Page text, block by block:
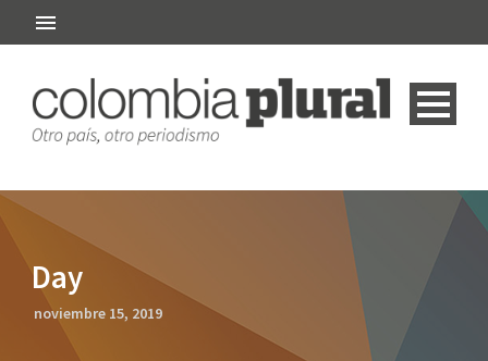
Day
noviembre 15, 2019